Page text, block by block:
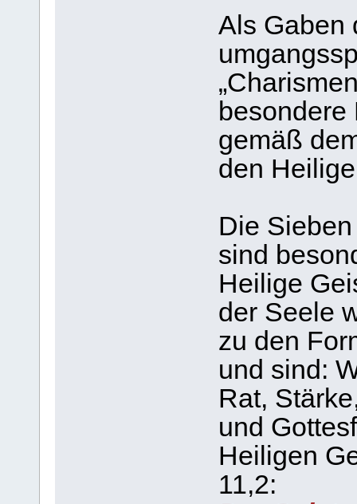
Als Gaben
gemäß
den
Die
sind
Heilige
der Seele
zu den
und sind:
Rat,
und
Heiligen
11,2: